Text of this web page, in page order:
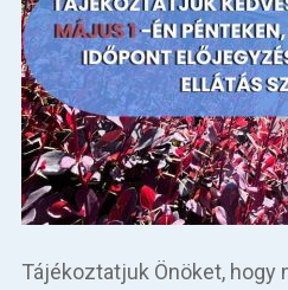
Tájékoztatjuk Önöket, hogy